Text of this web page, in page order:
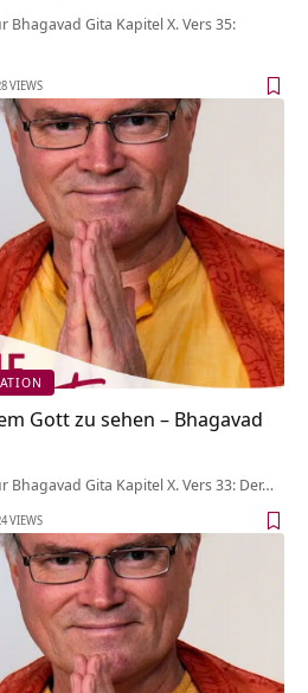
Gita Kapitel X. Vers 35:
VIEWS
Gott zu sehen – Bhagavad
Gita Kapitel X. Vers 33: Der…
VIEWS